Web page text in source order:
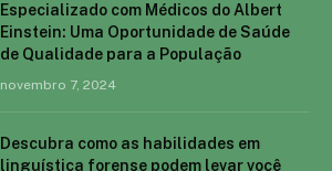
Especializado com Médicos do Albert
Einstein: Uma Oportunidade de Saúde
de Qualidade para a População
novembro 7, 2024
Descubra como as habilidades em
linguística forense podem levar você